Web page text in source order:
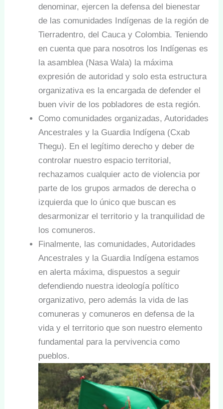
denominar, ejercen la defensa del bienestar
de las comunidades Indígenas de la región de
Tierradentro, del Cauca y Colombia. Teniendo
en cuenta que para nosotros los Indígenas es
la asamblea (Nasa Wala) la máxima
expresión de autoridad y solo esta estructura
organizativa es la encargada de defender el
buen vivir de los pobladores de esta región.
Como comunidades organizadas, Autoridades
Ancestrales y la Guardia Indígena (Cxab
Thegu). En el legítimo derecho y deber de
controlar nuestro espacio territorial,
rechazamos cualquier acto de violencia por
parte de los grupos armados de derecha o
izquierda que lo único que buscan es
desarmonizar el territorio y la tranquilidad de
los comuneros.
Finalmente, las comunidades, Autoridades
Ancestrales y la Guardia Indígena estamos
en alerta máxima, dispuestos a seguir
defendiendo nuestra ideología político
organizativo, pero además la vida de las
comuneras y comuneros en defensa de la
vida y el territorio que son nuestro elemento
fundamental para la pervivencia como
pueblos.